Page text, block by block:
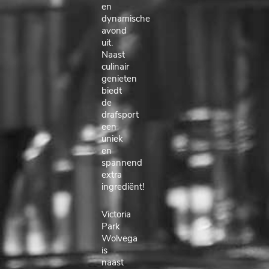
en
dynamische
avond
uit.
Naast
culinair
genieten
biedt
de
drafsport
een
uniek
en
spannend
extra
ingrediënt!
Victoria
Park
Wolvega
is
naast